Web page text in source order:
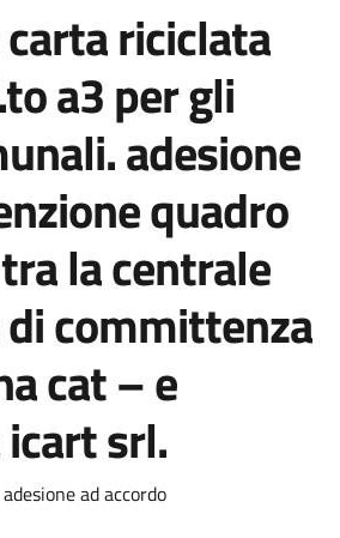
riciclata
a3 per gli
adesione
quadro
la centrale
committenza
cat – e
srl.
ad accordo